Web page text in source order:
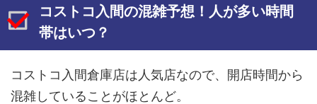
コストコ入間の混雑予想！人が多い時間
帯はいつ？
コストコ入間倉庫店は人気店なので、開店時間から
混雑していることがほとんど。